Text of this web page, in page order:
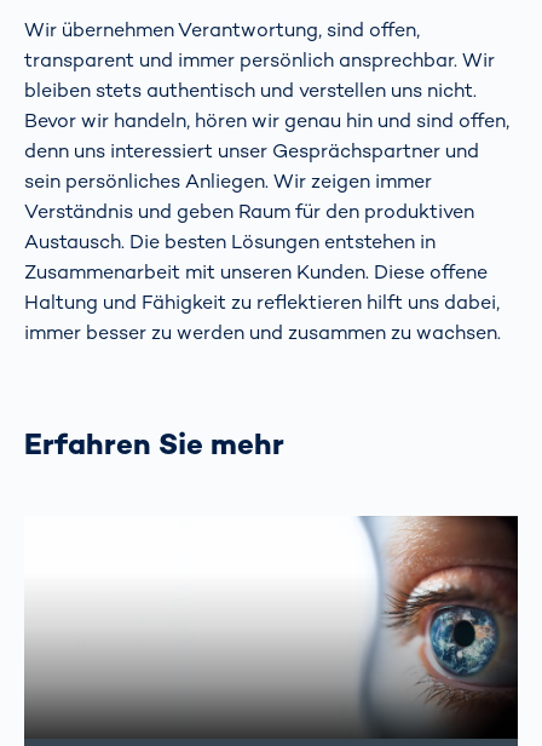
Wir übernehmen Verantwortung, sind offen,
transparent und immer persönlich ansprechbar. Wir
bleiben stets authentisch und verstellen uns nicht.
Bevor wir handeln, hören wir genau hin und sind offen,
denn uns interessiert unser Gesprächspartner und
sein persönliches Anliegen. Wir zeigen immer
Verständnis und geben Raum für den produktiven
Austausch. Die besten Lösungen entstehen in
Zusammenarbeit mit unseren Kunden. Diese offene
Haltung und Fähigkeit zu reflektieren hilft uns dabei,
immer besser zu werden und zusammen zu wachsen.
Erfahren Sie mehr